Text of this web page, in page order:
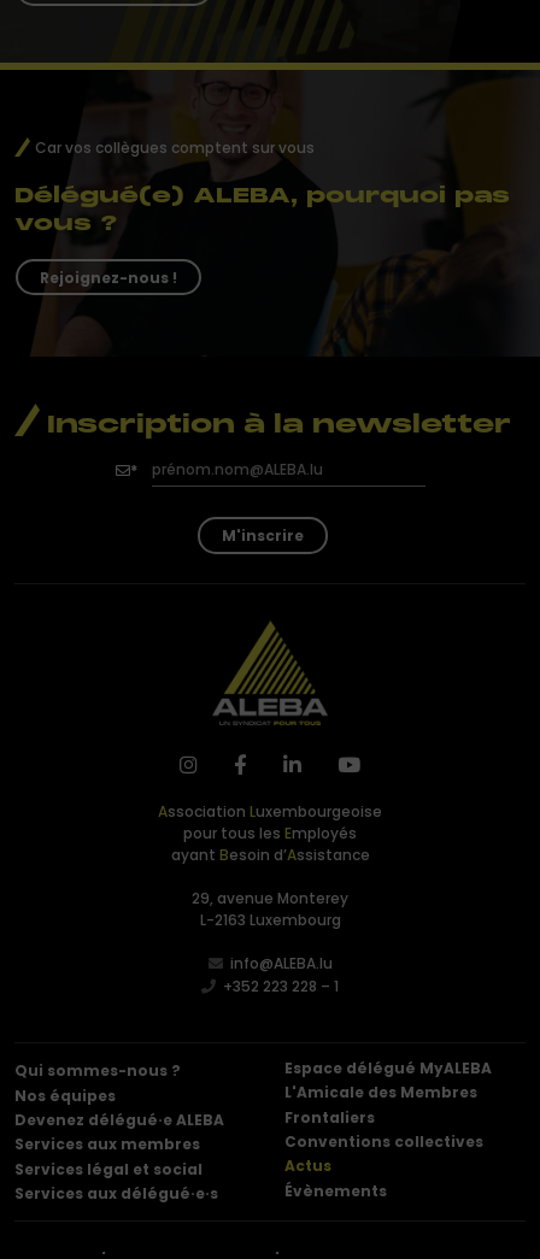
Car vos collègues comptent sur vous
Délégué(e) ALEBA, pourquoi pas
vous ?
Rejoignez-nous !
Inscription à la newsletter
M'inscrire
Association Luxembourgeoise
pour tous les Employés
ayant Besoin d’Assistance
29, avenue Monterey
L-2163 Luxembourg
info@ALEBA.lu
+352 223 228 – 1
Qui sommes-nous ?
Nos équipes
Devenez délégué·e ALEBA
Services aux membres
Services légal et social
Services aux délégué·e·s
Espace délégué MyALEBA
L'Amicale des Membres
Frontaliers
Conventions collectives
Actus
Évènements